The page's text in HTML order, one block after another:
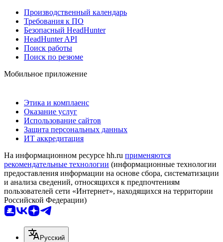
Производственный календарь
Требования к ПО
Безопасный HeadHunter
HeadHunter API
Поиск работы
Поиск по резюме
Мобильное приложение
Этика и комплаенс
Оказание услуг
Использование сайтов
Защита персональных данных
ИТ аккредитация
На информационном ресурсе hh.ru применяются
рекомендательные технологии (информационные технологии
предоставления информации на основе сбора, систематизации
и анализа сведений, относящихся к предпочтениям
пользователей сети «Интернет», находящихся на территории
Российской Федерации)
Русский